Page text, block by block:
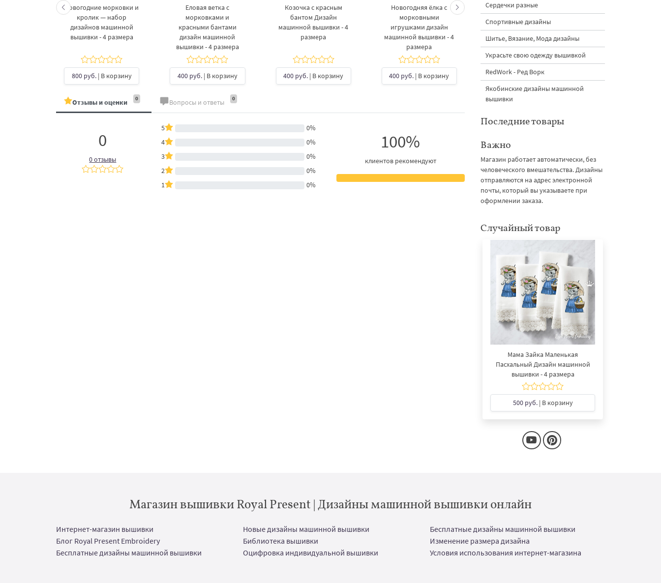
Новогодние морковки и
кролик — набор
дизайнов машинной
вышивки - 4 размера
800 руб.| В корзину
Еловая ветка с
морковками и
красными бантами
дизайн машинной
вышивки - 4 размера
400 руб.| В корзину
Козочка с красным
бантом Дизайн
машинной вышивки - 4
размера
400 руб. | В корзину
Новогодняя ёлка с
морковными
игрушками дизайн
машинной вышивки - 4
размера
400 руб. | В корзину
Кролик украшает ёлку
морковками дизайн
машинной вышивки - 3
размера
500 руб. | В корзину
вышивки - 3
Отзывы и оценки 0 Вопросы и ответы 0
0
0 отзывы
5
0%
4
0%
3
0%
2
0%
1
0%
100%
клиентов рекомендуют
Сердечки разные
Спортивные дизайны
Шитье, Вязание, Мода дизайны
Украсьте свою одежду вышивкой
RedWork - Ред Ворк
Якобинские дизайны машинной
вышивки
Последние товары
Важно
Магазин работает автоматически, без
человеческого вмешательства. Дизайны
отправляются на адрес электронной
почты, который вы указываете при
оформлении заказа.
Случайный товар
Мама Зайка Маленькая
Пасхальный Дизайн машинной
вышивки - 4 размера
500 руб.| В корзину
Магазин вышивки Royal Present | Дизайны машинной вышивки онлайн
Интернет-магазин вышивки Новые дизайны машинной вышивки
Бесплатные дизайны машинной вышивки
Блог Royal Present Embroidery
Библиотека вышивки
Изменение размера дизайна
Бесплатные дизайны машинной вышивки
Оцифровка индивидуальной вышивки Условия использования интернет-магазина